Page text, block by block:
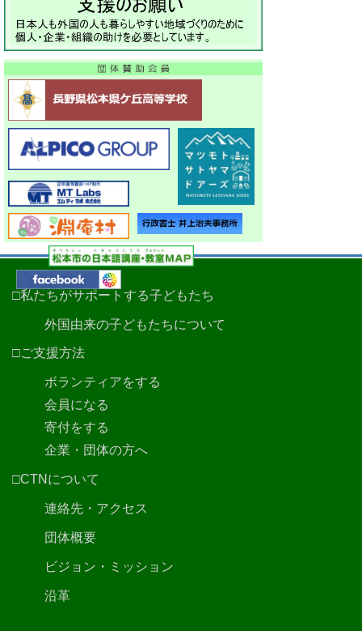
□私たちがサポートする子どもたち
外国由来の子どもたちについて
□ご支援方法
ボランティアをする
会員になる
寄付をする
企業・団体の方へ
□CTNについて
連絡先・アクセス
団体概要
ビジョン・ミッション
沿革